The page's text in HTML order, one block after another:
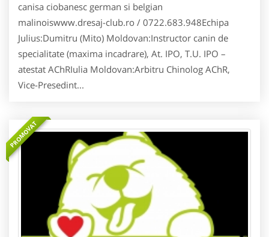
canisa ciobanesc german si belgian
malinoiswww.dresaj-club.ro / 0722.683.948Echipa
Julius:Dumitru (Mito) Moldovan:Instructor canin de
specialitate (maxima incadrare), At. IPO, T.U. IPO –
atestat AChRIulia Moldovan:Arbitru Chinolog AChR,
Vice-Presedint...
PROMOVAT